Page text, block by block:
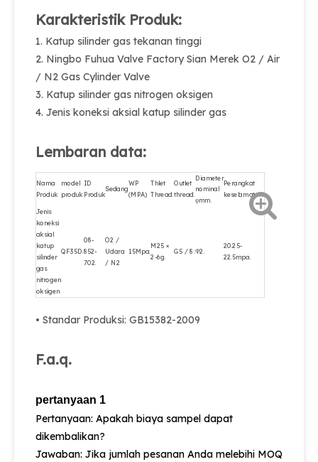
Karakteristik Produk:
1. Katup silinder gas tekanan tinggi
2. Ningbo Fuhua Valve Factory Sian Merek O2 / Air
/ N2 Gas Cylinder Valve
3. Katup silinder gas nitrogen oksigen
4. Jenis koneksi aksial katup silinder gas
Lembaran data:
Nama
Produk
model
produk
ID
Produk
Sedang
WP
(MPA)
Thlet
Thread.
Outlet
thread.
Diameter
nominal
φmm.
Perangkat
keselamatan.
Jenis
koneksi
aksial
katup
silinder
gas
nitrogen
oksigen
QF35D.
08-
852-
702.
O2 /
Udara
/ N2
15Mpa.
M25 ×
2-6g.
G5 / 8.Φ2.
20.25-
22.5mpa.
• Standar Produksi: GB15382-2009
F.a.q.
pertanyaan 1
Pertanyaan: Apakah biaya sampel dapat
dikembalikan?
Jawaban: Jika jumlah pesanan Anda melebihi MOQ